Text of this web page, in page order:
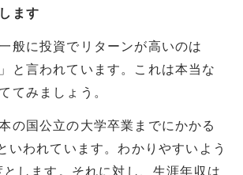
ます
般に投資でリターンが高いのは
と言われています。これは本当な
てみましょう。
の国公立の大学卒業までにかかる
いわれています。わかりやすいよう
します。それに対し、生涯年収は